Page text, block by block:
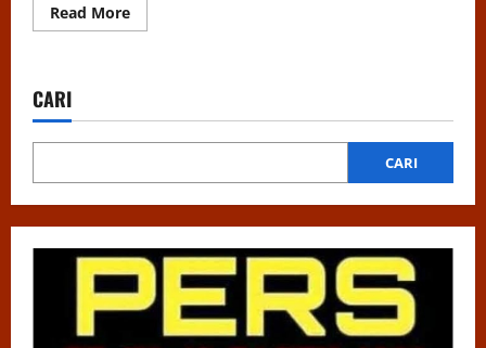
Read MoreRead
more
Komitmen
Sulsel
Bawah
Kanda
Ali
CARI
CARI